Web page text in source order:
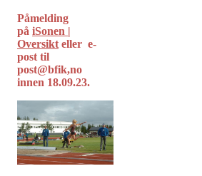
Påmelding
på iSonen |
Oversikt eller e-
post til
post@bfik,no
innen 18.09.23.